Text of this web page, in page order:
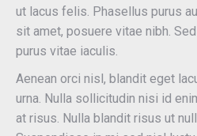
ut lacus felis. Phasellus purus
sit amet, posuere vitae nibh.
purus vitae iaculis.
Aenean orci nisl, blandit eget
urna. Nulla sollicitudin nisi id
at risus. Nulla blandit risus ut